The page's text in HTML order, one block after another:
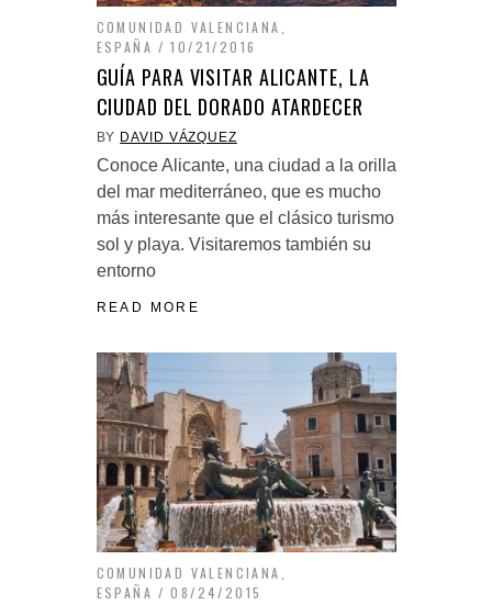
COMUNIDAD VALENCIANA
ESPAÑA
10/21/2016
GUÍA PARA VISITAR ALICANTE, LA
CIUDAD DEL DORADO ATARDECER
BY DAVID VÁZQUEZ
Conoce Alicante, una ciudad a la orilla
del mar mediterráneo, que es mucho
más interesante que el clásico turismo
sol y playa. Visitaremos también su
entorno
READ MORE
COMUNIDAD VALENCIANA
ESPAÑA
08/24/2015